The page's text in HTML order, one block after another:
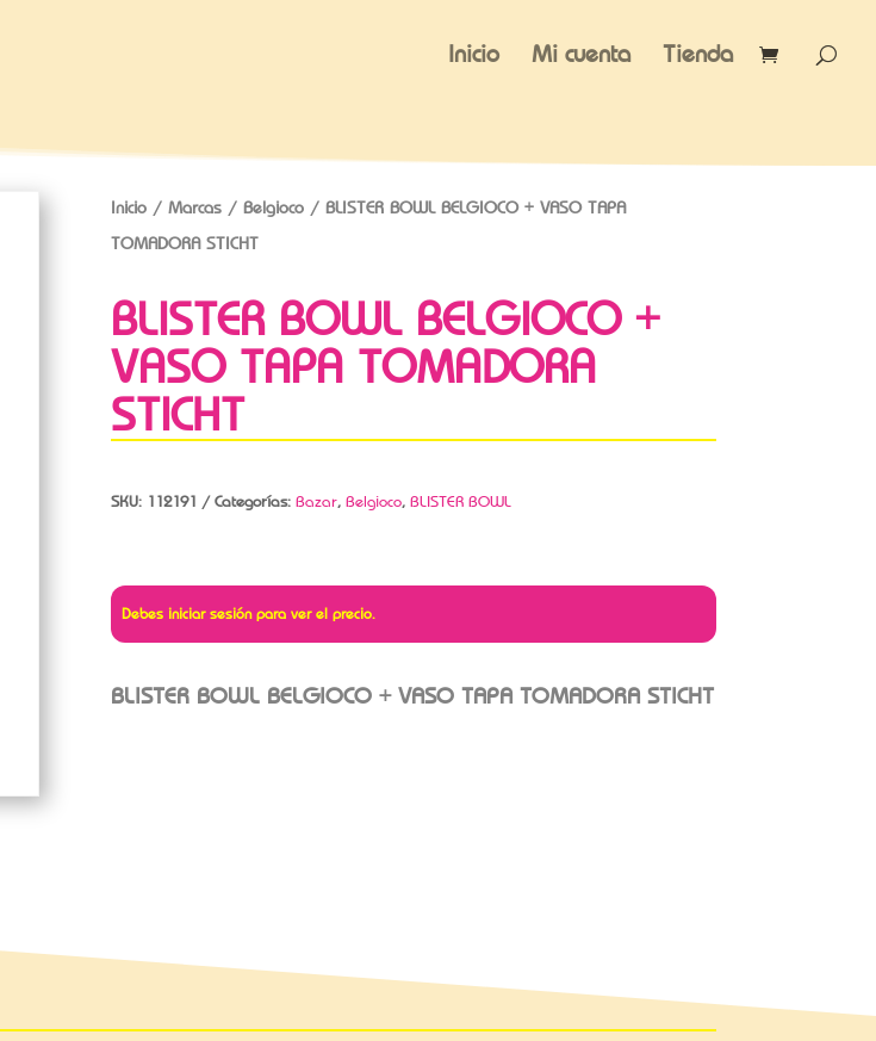
Inicio Mi cuenta Tienda
Inicio/ Marcas/ Belgioco/ BLISTER BOWL BELGIOCO + VASO TAPA
TOMADORA STICHT
BLISTER BOWL BELGIOCO +
VASO TAPA TOMADORA
STICHT
SKU: 112191 Categorías: Bazar, Belgioco, BLISTER BOWL
Debes iniciar sesión para ver el precio.
BLISTER BOWL BELGIOCO + VASO TAPA TOMADORA STICHT